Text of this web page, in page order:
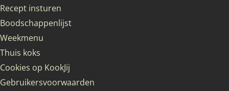
Recept insturen
Boodschappenlijst
Weekmenu
Thuis koks
Cookies op KookJij
Gebruikersvoorwaarden